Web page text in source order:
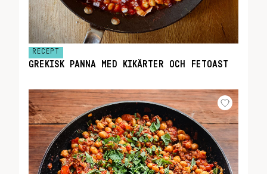
RECEPT
GREKISK PANNA MED KIKÄRTER OCH FETOAST